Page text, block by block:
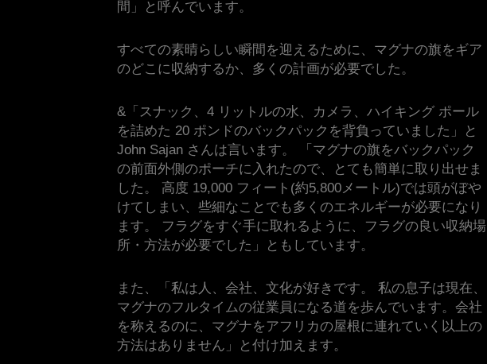
間」と呼んでいます。
すべての素晴らしい瞬間を迎えるために、マグナの旗をギア
のどこに収納するか、多くの計画が必要でした。
&「スナック、4 リットルの水、カメラ、ハイキング ポール
を詰めた 20 ポンドのバックパックを背負っていました」と
John Sajan さんは言います。 「マグナの旗をバックパック
の前面外側のポーチに入れたので、とても簡単に取り出せま
した。 高度 19,000 フィート(約5,800メートル)では頭がぼや
けてしまい、些細なことでも多くのエネルギーが必要になり
ます。 フラグをすぐ手に取れるように、フラグの良い収納場
所・方法が必要でした」ともしています。
また、「私は人、会社、文化が好きです。 私の息子は現在、
マグナのフルタイムの従業員になる道を歩んでいます。会社
を称えるのに、マグナをアフリカの屋根に連れていく以上の
方法はありません」と付け加えます。